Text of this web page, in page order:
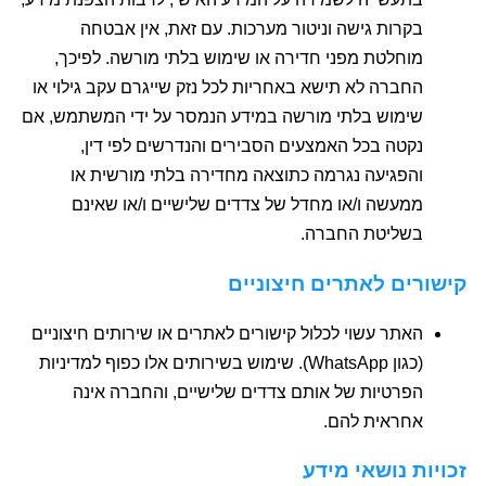
בקרות גישה וניטור מערכות. עם זאת, אין אבטחה
מוחלטת מפני חדירה או שימוש בלתי מורשה. לפיכך,
החברה לא תישא באחריות לכל נזק שייגרם עקב גילוי או
שימוש בלתי מורשה במידע הנמסר על ידי המשתמש, אם
נקטה בכל האמצעים הסבירים והנדרשים לפי דין,
והפגיעה נגרמה כתוצאה מחדירה בלתי מורשית או
ממעשה ו/או מחדל של צדדים שלישיים ו/או שאינם
בשליטת החברה.
קישורים לאתרים חיצוניים
האתר עשוי לכלול קישורים לאתרים או שירותים חיצוניים
(כגון WhatsApp). שימוש בשירותים אלו כפוף למדיניות
הפרטיות של אותם צדדים שלישיים, והחברה אינה
אחראית להם.
זכויות נושאי מידע